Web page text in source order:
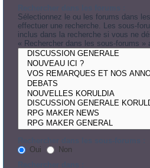
Sélectionnez le ou les forums dans
effectuer une recherche. Les sous-
inclus dans la recherche si vous ne
« Rechercher dans les sous-forums »
Oui
Non